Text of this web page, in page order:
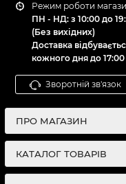
Режим роботи
ПН - НД: з 10:00 до
(Без вихідних)
Доставка
кожного дня до 17:00
Зворотній зв'язок
ПРО МАГАЗИН
КАТАЛОГ ТОВАРІВ